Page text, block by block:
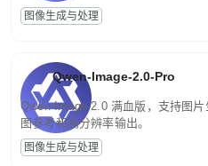
图像生成与处理
Qwen-Image-2.0-Pro
Qwen-Image-2.0 满血版，支持图
图参考和高分辨率输出。
图像生成与处理